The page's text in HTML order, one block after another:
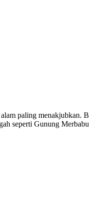
paling menakjubkan.
seperti Gunung